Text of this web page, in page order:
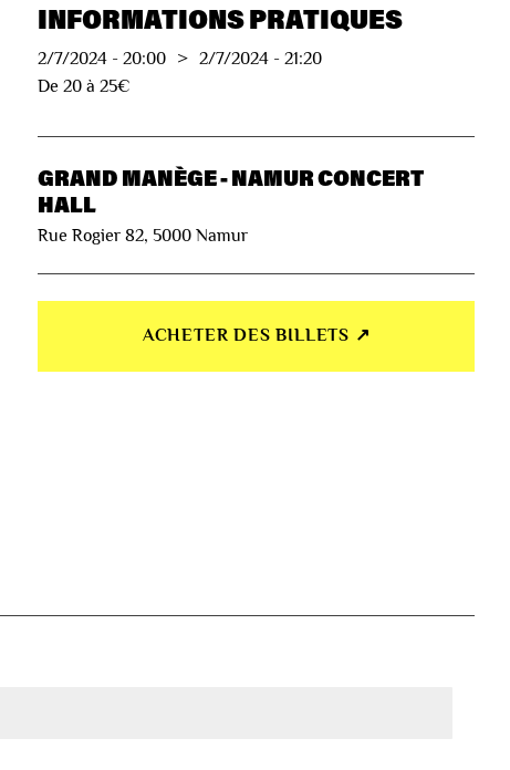
INFORMATIONS PRATIQUES
2/7/2024 -20:00 > 2/7/2024 -21:20
De 20 à 25€
GRAND MANÈGE - NAMUR CONCERT
HALL
Rue Rogier 82, 5000 Namur
ACHETER DES BILLETS ↗︎